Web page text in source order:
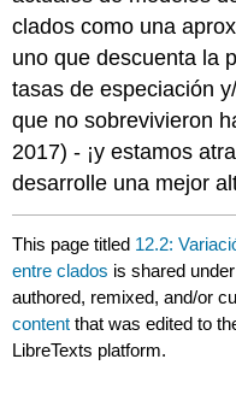
clados como una
uno que descuenta la
tasas de especiación
que no sobrevivieron
2017) - ¡y estamos
desarrolle una mejor
This page titled 12.2:
entre clados is shared
authored, remixed, and/or
content that was edited to
LibreTexts platform.